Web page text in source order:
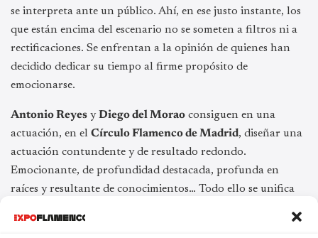
se interpreta ante un público. Ahí, en ese justo instante, los
que están encima del escenario no se someten a filtros ni a
rectificaciones. Se enfrentan a la opinión de quienes han
decidido dedicar su tiempo al firme propósito de
emocionarse.
Antonio Reyes yDiego del Morao consiguen en una
actuación, en el Círculo Flamenco de Madrid, diseñar una
actuación contundente y de resultado redondo.
Emocionante, de profundidad destacada, profunda en
raíces y resultante de conocimientos… Todo ello se unifica